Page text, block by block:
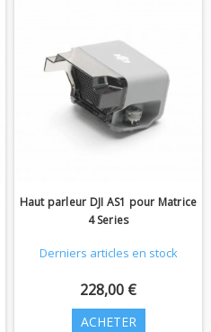
Haut parleur DJI AS1 pour Matrice
4 Series
Derniers articles en stock
228,00 €
ACHETER